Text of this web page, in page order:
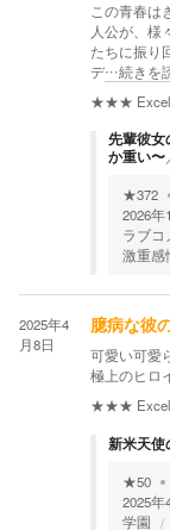
この青春は
人公が、
たちに振り
デ…続きを
★★★
先輩彼女
か重い〜
★372
2026年
ラブコ
激重感
2025年4
月8日
臆病な彼
可愛い可愛
極上のヒロ
★★★
新米天使
★50
2025年
学園